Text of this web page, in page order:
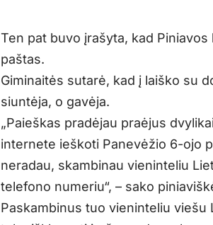
Ten pat buvo įrašyta, kad
paštas.
Giminaitės sutarė, kad į laiško su
siuntėja, o gavėja.
„Paieškas pradėjau praėjus
internete ieškoti Panevėžio 6-ojo
neradau, skambinau vieninteliu
telefono numeriu“, – sako
Paskambinus tuo vieninteliu